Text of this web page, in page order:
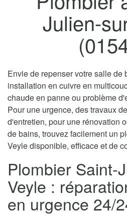
Julien-
Envie de repenser votre salle de
installation en cuivre en
chaude en panne ou problème
Pour une urgence, des travaux
d'entretien, pour une rénovation
de bains, trouvez facilement un
Veyle disponible, efficace et de
Plombier Saint-
Veyle :
en urgence 24/